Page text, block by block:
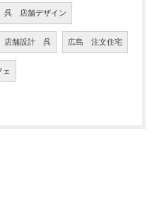
呉 店舗デザイン
店舗設計 呉 広島 注文住宅
ェ